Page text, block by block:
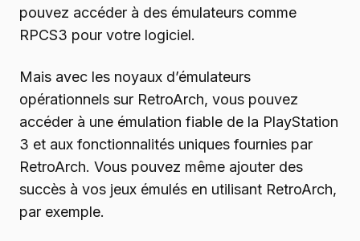
pouvez accéder à des émulateurs comme
RPCS3 pour votre logiciel.
Mais avec les noyaux d’émulateurs
opérationnels sur RetroArch, vous pouvez
accéder à une émulation fiable de la PlayStation
3 et aux fonctionnalités uniques fournies par
RetroArch. Vous pouvez même ajouter des
succès à vos jeux émulés en utilisant RetroArch,
par exemple.